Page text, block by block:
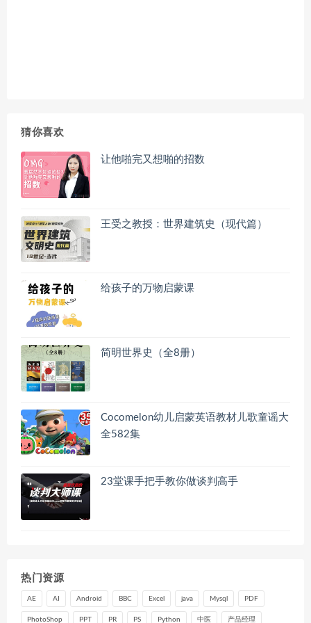
猜你喜欢
让他啪完又想啪的招数
王受之教授：世界建筑史（现代篇）
给孩子的万物启蒙课
简明世界史（全8册）
Cocomelon幼儿启蒙英语教材儿歌童谣大
全582集
23堂课手把手教你做谈判高手
热门资源
AE AI Android BBC Excel java Mysql PDF
PhotoShop PPT PR PS Python 中医 产品经理